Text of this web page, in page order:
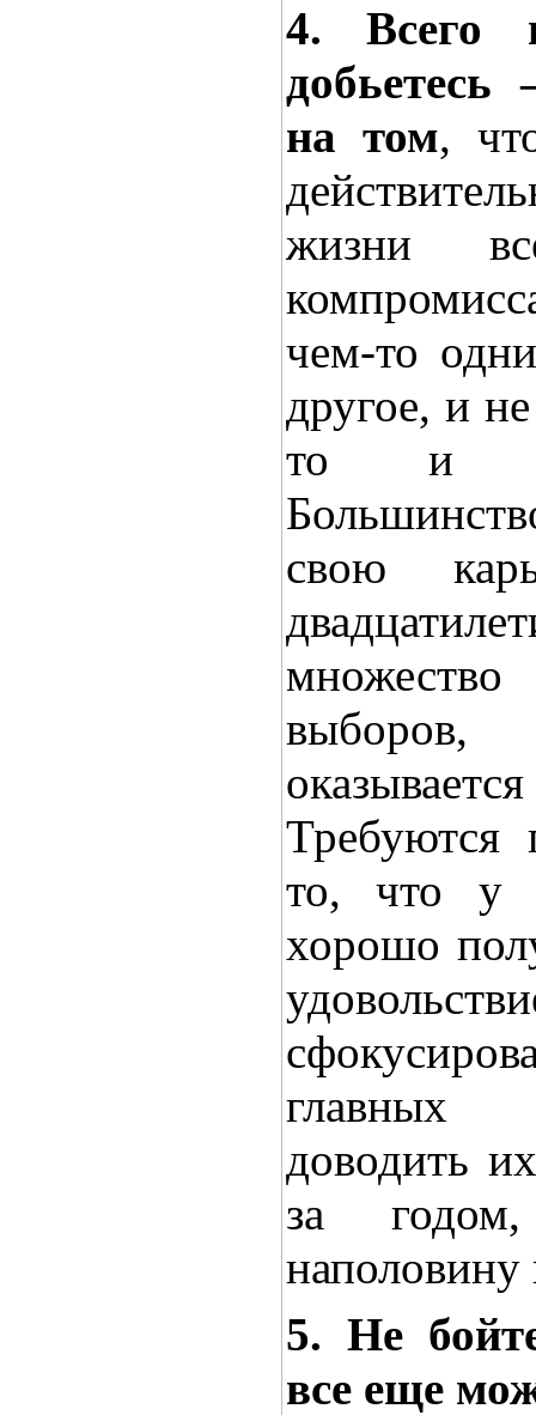
4. Всего
добьетесь
на том,
жизни
чем-то
другое, и
то и
свою
множество
Требуются
то, что у
хорошо
главных
доводить
за
наполовину
5. Не
все еще